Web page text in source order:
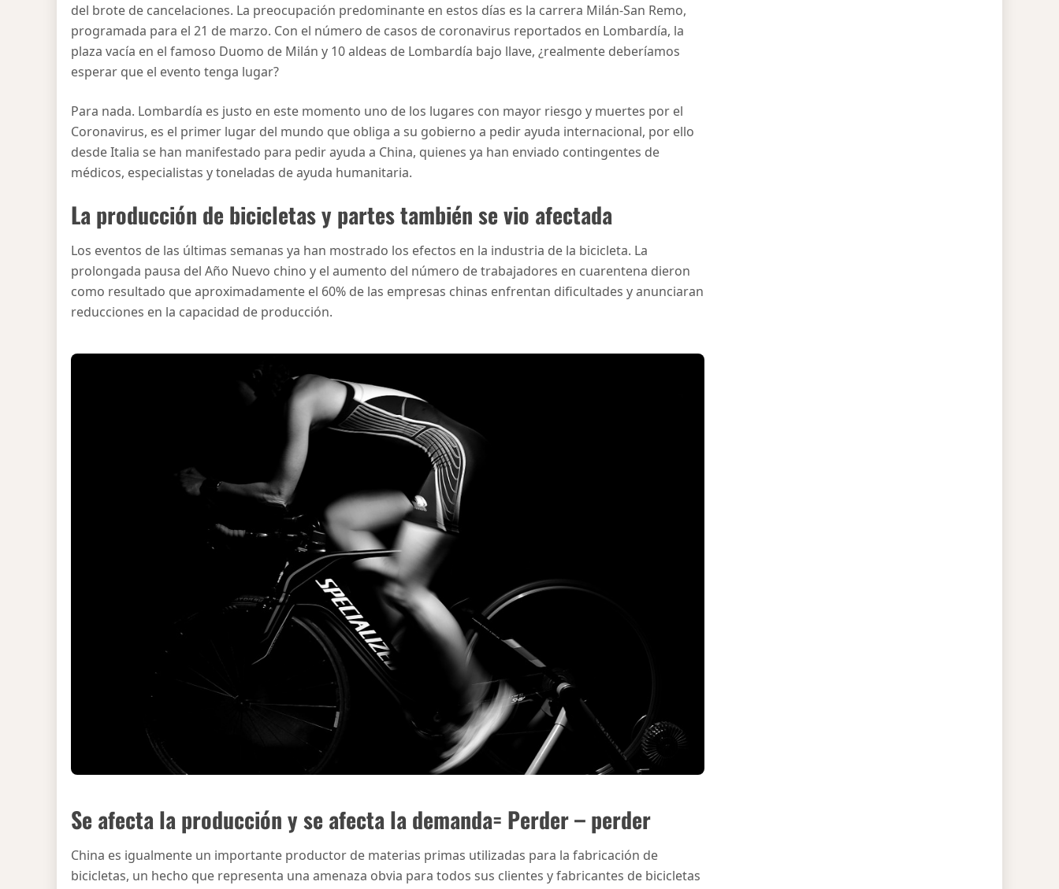
del brote de cancelaciones. La preocupación predominante en estos días es la carrera Milán-San Remo,
programada para el 21 de marzo. Con el número de casos de coronavirus reportados en Lombardía, la
plaza vacía en el famoso Duomo de Milán y 10 aldeas de Lombardía bajo llave, ¿realmente deberíamos
esperar que el evento tenga lugar?
Para nada. Lombardía es justo en este momento uno de los lugares con mayor riesgo y muertes por el
Coronavirus, es el primer lugar del mundo que obliga a su gobierno a pedir ayuda internacional, por ello
desde Italia se han manifestado para pedir ayuda a China, quienes ya han enviado contingentes de
médicos, especialistas y toneladas de ayuda humanitaria.
La producción de bicicletas y partes también se vio afectada
Los eventos de las últimas semanas ya han mostrado los efectos en la industria de la bicicleta. La
prolongada pausa del Año Nuevo chino y el aumento del número de trabajadores en cuarentena dieron
como resultado que aproximadamente el 60% de las empresas chinas enfrentan dificultades y anunciaran
reducciones en la capacidad de producción.
Se afecta la producción y se afecta la demanda= Perder – perder
China es igualmente un importante productor de materias primas utilizadas para la fabricación de
bicicletas, un hecho que representa una amenaza obvia para todos sus clientes y fabricantes de bicicletas